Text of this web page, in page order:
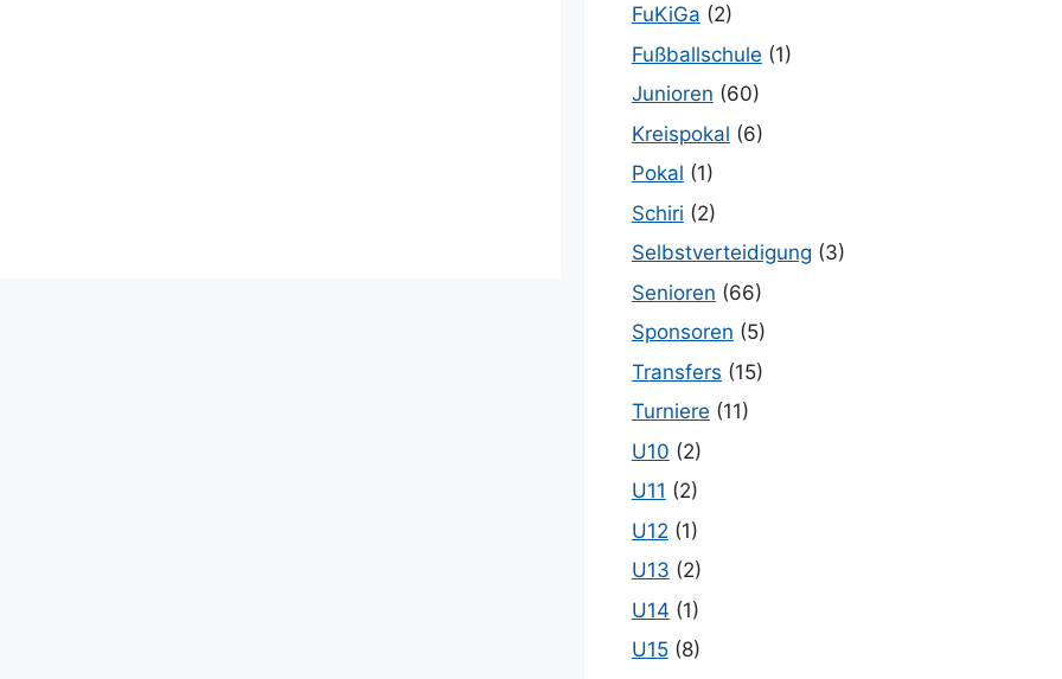
FuKiGa (2)
Fußballschule (1)
Junioren (60)
Kreispokal (6)
Pokal (1)
Schiri (2)
Selbstverteidigung (3)
Senioren (66)
Sponsoren (5)
Transfers (15)
Turniere (11)
U10 (2)
U11 (2)
U12 (1)
U13 (2)
U14 (1)
U15(8)